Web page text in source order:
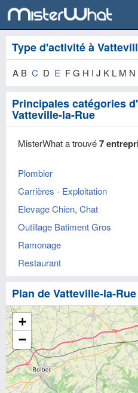
Type d'activité à
A B C D E F G H I J K L M N
Principales catégories
Vatteville-la-Rue
MisterWhat a trouvé7
Plombier
Carrières - Exploitation
Elevage Chien, Chat
Outillage Batiment Gros
Ramonage
Restaurant
Plan de Vatteville-la-Rue
+
−